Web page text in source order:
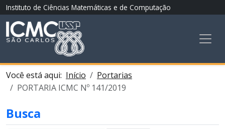
Instituto de Ciências Matemáticas e de Computação
Você está aqui: Início
Portarias
PORTARIA ICMC Nº 141/2019
Busca